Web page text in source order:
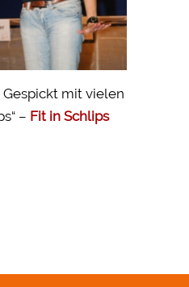
mit vielen
– Fit in Schlips